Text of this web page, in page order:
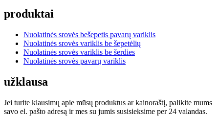
produktai
Nuolatinės srovės bešepetis pavarų variklis
Nuolatinės srovės variklis be šepetėlių
Nuolatinės srovės variklis be šerdies
Nuolatinės srovės pavarų variklis
užklausa
Jei turite klausimų apie mūsų produktus ar kainoraštį, palikite mums
savo el. pašto adresą ir mes su jumis susisieksime per 24 valandas.